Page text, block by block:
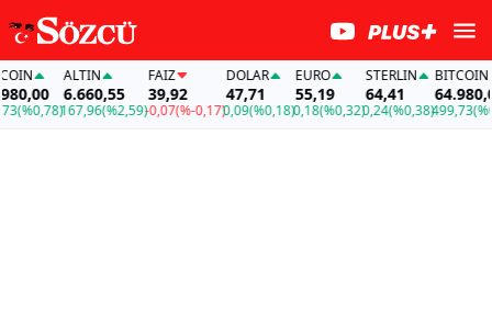
(%0,78)
ALTIN
6.660,55
167,96(%2,59)
FAİZ
39,92
-0,07(%-0,17)
DOLAR
47,71
0,09(%0,18)
EURO
55,19
0,18(%0,32)
STERLIN
64,41
0,24(%0,38)
BITCOIN
64.980,00
499,73